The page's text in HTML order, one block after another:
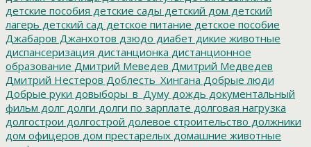
детские пособия детские сады детский дом детский
лагерь детский сад детское питание детское пособие
Джабаров Джанхотов дзюдо диабет дикие животные
диспансеризация дистанционка дистанционное
образование Дмитрий Меведев Дмитрий Медведев
Дмитрий Нестеров Доблесть_Хингана Добрые люди
Добрые руки довыборы_в_Думу дождь документальный
фильм долг долги долги по зарплате долговая нагрузка
долгострои долгострой долевое строительство должники
дом офицеров дом престарелых домашние животные